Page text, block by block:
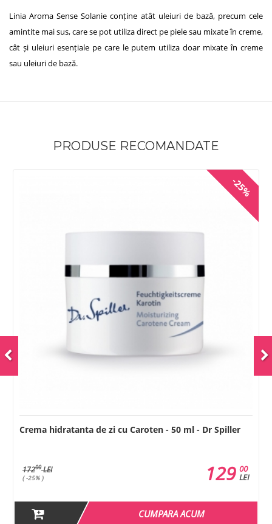
Linia Aroma Sense Solanie conține atât uleiuri de bază, precum cele
amintite mai sus, care se pot utiliza direct pe piele sau mixate în creme,
cât și uleiuri esențiale pe care le putem utiliza doar mixate în creme
sau uleiuri de bază.
PRODUSE RECOMANDATE
-25%
Crema hidratanta de zi cu Caroten - 50 ml - Dr Spiller
17200LEI
( -25% )
00
LEI
129
CUMPARA ACUM